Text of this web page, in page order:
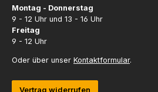
Montag - Donnerstag
9 - 12 Uhr und 13 - 16 Uhr
Freitag
9 - 12 Uhr
Oder über unser Kontaktformular.
Vertrag widerrufen